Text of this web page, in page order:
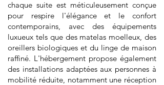
chaque suite est méticuleusement conçue
pour respire l'élégance et le confort
contemporains, avec des équipements
luxueux tels que des matelas moelleux, des
oreillers biologiques et du linge de maison
raffiné. L'hébergement propose également
des installations adaptées aux personnes à
mobilité réduite, notamment une réception